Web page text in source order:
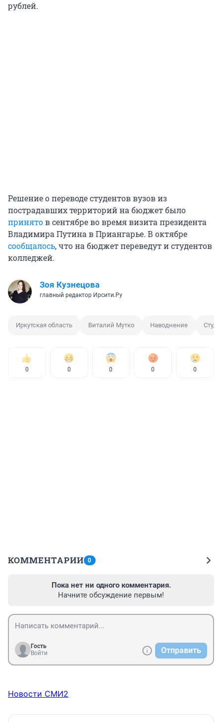
рублей.
Решение о переводе студентов вузов из
пострадавших территорий на бюджет было
принятов сентябре во время визита президента
Владимира Путина в Приангарье. В октябре
сообщалось, что на бюджет переведут и студентов
колледжей.
Зоя Кузнецова
главный редактор Ирсити.Ру
Иркутская область Виталий Мутко Наводнение
0 0 0 0 0
КОММЕНТАРИИ 0
Пока нет ни одного комментария.
Начните обсуждение первым!
Гость
Войти
Отправить
Новости СМИ2